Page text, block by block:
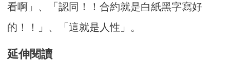
看啊」、「認同！！合約就是白紙黑字寫好
的！！」、「這就是人性」。
延伸閱讀